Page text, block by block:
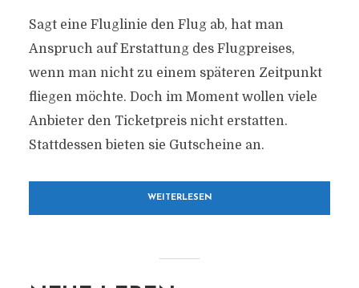
Sagt eine Fluglinie den Flug ab, hat man
Anspruch auf Erstattung des Flugpreises,
wenn man nicht zu einem späteren Zeitpunkt
fliegen möchte. Doch im Moment wollen viele
Anbieter den Ticketpreis nicht erstatten.
Stattdessen bieten sie Gutscheine an.
WEITERLESEN